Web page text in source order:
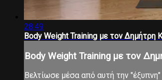
28:49
Body Weight Training με τον Δημήτρη
Body Weight Training με τον
Βελτίωσε μέσα από αυτή την